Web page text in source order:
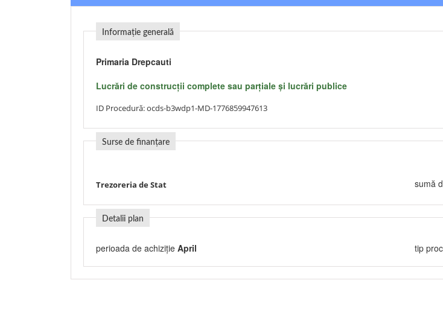
Informație generală
Primaria Drepcauti
Lucrări de construcţii complete sau parţiale şi lucrări publice
ID Procedură:ocds-b3wdp1-MD-1776859947613
Surse de finanțare
Trezoreria de Stat sumă
Detalii plan
perioada de achiziție April tip